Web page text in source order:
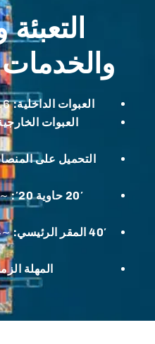
العبوات الداخلية:0.6-3 كجم أكياس البولي إيثيلين
العبوات
التحميل على
20′ حاوية 20′:
40′ المقر الرئيسي:
المهلة